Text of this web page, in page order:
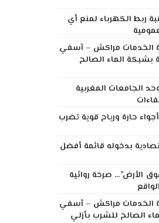
ربط الكهرباء لمنع أي
الخدمات مراكش – آسفي
الماء الصالح
الجامعات المغربية
حارة ورياح قوية تضرب
بدخوله قائمة أفضل
الأرض”… صرخة روائية
الخدمات مراكش – آسفي
الصالح للشرب بأزلي